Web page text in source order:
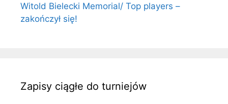
Witold Bielecki Memorial/ Top players –
zakończył się!
Zapisy ciągłe do turniejów